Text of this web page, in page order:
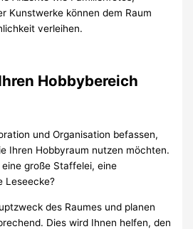
Kunstwerke können dem Raum
verleihen.
Hobbybereich
und Organisation befassen,
Ihren Hobbyraum nutzen möchten.
große Staffelei, eine
Leseecke?
des Raumes und planen
Dies wird Ihnen helfen, den